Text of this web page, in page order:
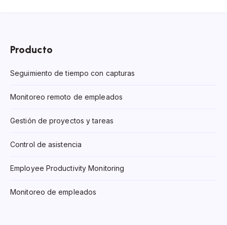
Producto
Seguimiento de tiempo con capturas
Monitoreo remoto de empleados
Gestión de proyectos y tareas
Control de asistencia
Employee Productivity Monitoring
Monitoreo de empleados